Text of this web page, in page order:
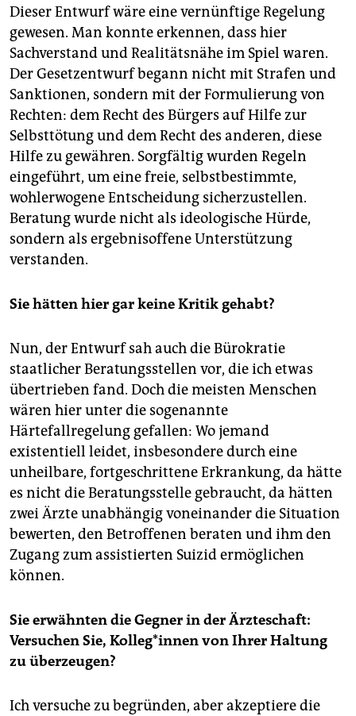
Dieser Entwurf wäre eine vernünftige Regelung
gewesen. Man konnte erkennen, dass hier
Sachverstand und Realitätsnähe im Spiel waren.
Der Gesetzentwurf begann nicht mit Strafen und
Sanktionen, sondern mit der Formulierung von
Rechten: dem Recht des Bürgers auf Hilfe zur
Selbsttötung und dem Recht des anderen, diese
Hilfe zu gewähren. Sorgfältig wurden Regeln
eingeführt, um eine freie, selbstbestimmte,
wohlerwogene Entscheidung sicherzustellen.
Beratung wurde nicht als ideologische Hürde,
sondern als ergebnisoffene Unterstützung
verstanden.
Sie hätten hier gar keine Kritik gehabt?
Nun, der Entwurf sah auch die Bürokratie
staatlicher Beratungsstellen vor, die ich etwas
übertrieben fand. Doch die meisten Menschen
wären hier unter die sogenannte
Härtefallregelung gefallen: Wo jemand
existentiell leidet, insbesondere durch eine
unheilbare, fortgeschrittene Erkrankung, da hätte
es nicht die Beratungsstelle gebraucht, da hätten
zwei Ärzte unabhängig voneinander die Situation
bewerten, den Betroffenen beraten und ihm den
Zugang zum assistierten Suizid ermöglichen
können.
Sie erwähnten die Gegner in der Ärzteschaft:
Versuchen Sie, Kol­le­g*in­nen von Ihrer Haltung
zu überzeugen?
Ich versuche zu begründen, aber akzeptiere die